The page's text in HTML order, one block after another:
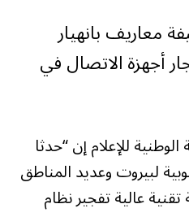
معاريف بانهيار
أجهزة الاتصال في
الوطنية للإعلام إن “حدثا
لبيروت وعديد المناطق
عالية تفجير نظام